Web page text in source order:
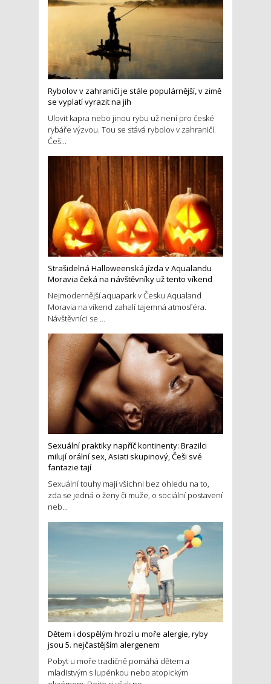
Rybolov v zahraničí je stále populárnější, v zimě
se vyplatí vyrazit na jih
Ulovit kapra nebo jinou rybu už není pro české
rybáře výzvou. Tou se stává rybolov v zahraničí.
Češ...
Strašidelná Halloweenská jízda v Aqualandu
Moravia čeká na návštěvníky už tento víkend
Nejmodernější aquapark v Česku Aqualand
Moravia na víkend zahalí tajemná atmosféra.
Návštěvníci se ...
Sexuální praktiky napříč kontinenty: Brazilci
milují orální sex, Asiati skupinový, Češi své
fantazie tají
Sexuální touhy mají všichni bez ohledu na to,
zda se jedná o ženy či muže, o sociální postavení
neb...
Dětem i dospělým hrozí u moře alergie, ryby
jsou 5. nejčastějším alergenem
Pobyt u moře tradičně pomáhá dětem a
mladistvým s lupénkou nebo atopickým